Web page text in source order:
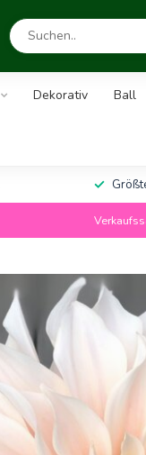
Dekorativ Ball